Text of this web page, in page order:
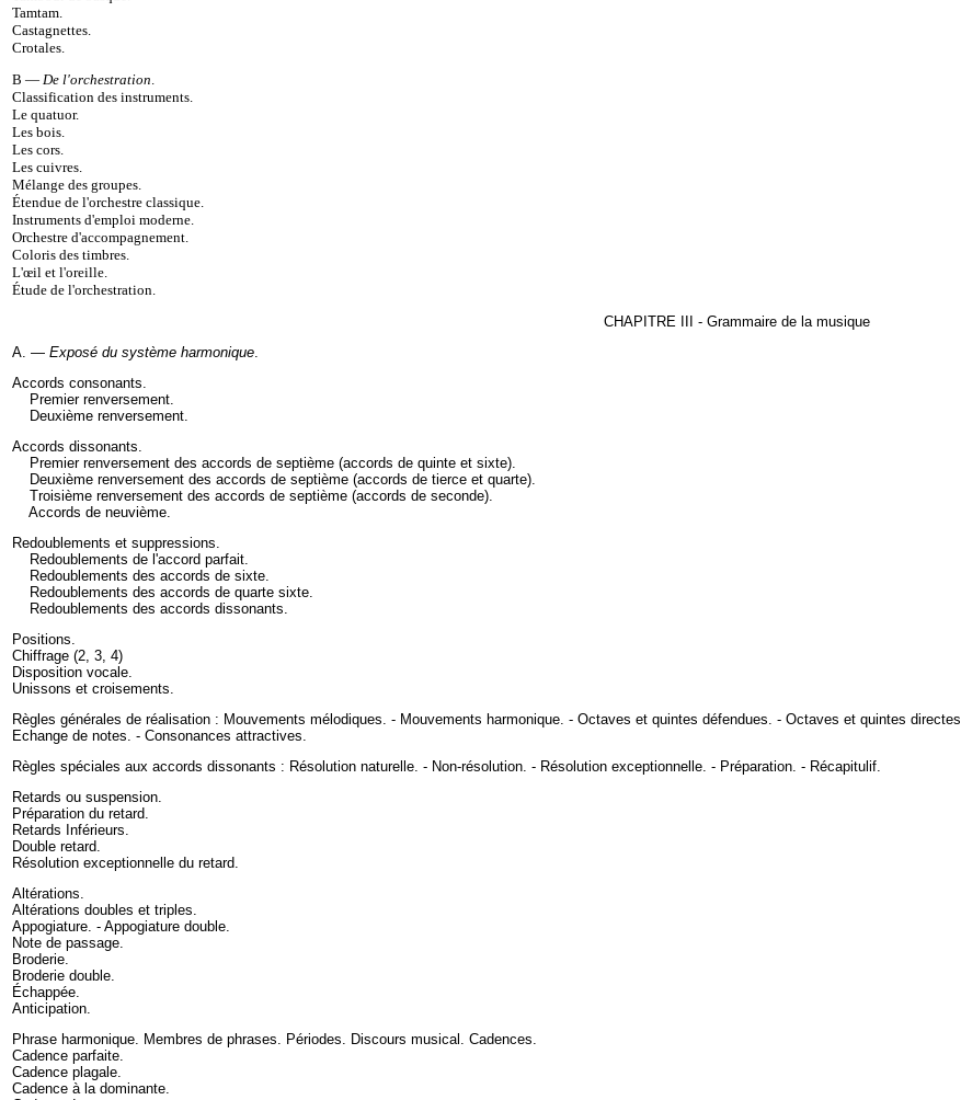
Tamtam.
Castagnettes.
Crotales.
B — De l'orchestration.
Classification des instruments.
Le quatuor.
Les bois.
Les cors.
Les cuivres.
Mélange des groupes.
Étendue de l'orchestre classique.
Instruments d'emploi moderne.
Orchestre d'accompagnement.
Coloris des timbres.
L'œil et l'oreille.
Étude de l'orchestration.
CHAPITRE III - Grammaire de la musique
A. — Exposé du système harmonique.
Accords consonants.
Premier renversement.
Deuxième renversement.
Accords dissonants.
Premier renversement des accords de septième (accords de quinte et sixte).
Deuxième renversement des accords de septième (accords de tierce et quarte).
Troisième renversement des accords de septième (accords de seconde).
Accords de neuvième.
Redoublements et suppressions.
Redoublements de l'accord parfait.
Redoublements des accords de sixte.
Redoublements des accords de quarte sixte.
Redoublements des accords dissonants.
Positions.
Chiffrage (2, 3, 4)
Disposition vocale.
Unissons et croisements.
Règles générales de réalisation : Mouvements mélodiques. - Mouvements harmonique. - Octaves et quintes défendues. - Octaves et quintes directes
Echange de notes. - Consonances attractives.
Règles spéciales aux accords dissonants : Résolution naturelle. - Non-résolution. - Résolution exceptionnelle. - Préparation. - Récapitulif.
Retards ou suspension.
Préparation du retard.
Retards Inférieurs.
Double retard.
Résolution exceptionnelle du retard.
Altérations.
Altérations doubles et triples.
Appogiature. - Appogiature double.
Note de passage.
Broderie.
Broderie double.
Échappée.
Anticipation.
Phrase harmonique. Membres de phrases. Périodes. Discours musical. Cadences.
Cadence parfaite.
Cadence plagale.
Cadence à la dominante.